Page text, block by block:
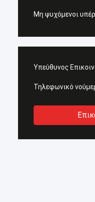
Μη ψυχόμενοι
Υπεύθυνος
Τηλεφωνικό